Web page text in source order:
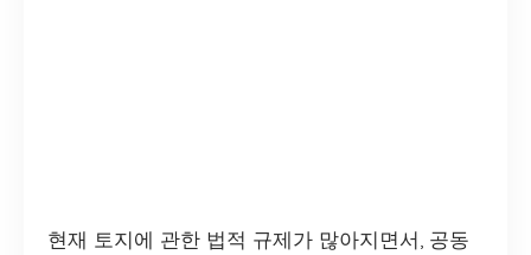
현재 토지에 관한 법적 규제가 많아지면서, 공동